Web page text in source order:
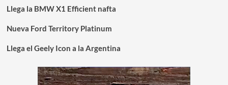
Llega la BMW X1 Efficient nafta
Nueva Ford Territory Platinum
Llega el Geely Icon a la Argentina